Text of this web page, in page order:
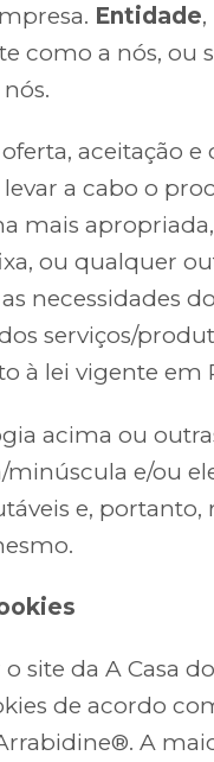
Entidade,
como a nós, ou
nós.
aceitação e
a cabo o
mais
ou qualquer
necessidades
serviços/
à lei vigente em
acima ou
e/ou
e, portanto,
site da A Casa
de acordo
A